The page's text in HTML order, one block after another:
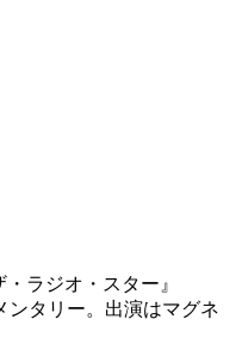
ラジオ・スター』
ンタリー。出演はマグネ